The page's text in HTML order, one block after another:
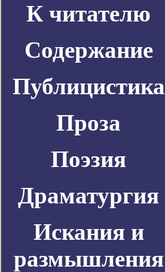
К читателю
Содержание
Публицистика
Проза
Поэзия
Драматургия
Искания и
размышления